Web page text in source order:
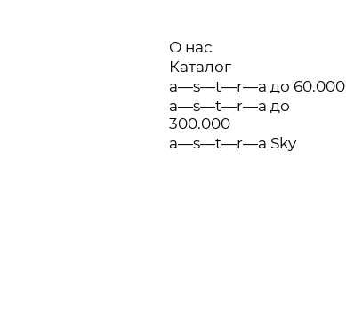
О нас
Каталог
a—s—t—r—a до 60.000
a—s—t—r—a до
300.000
a—s—t—r—a Sky